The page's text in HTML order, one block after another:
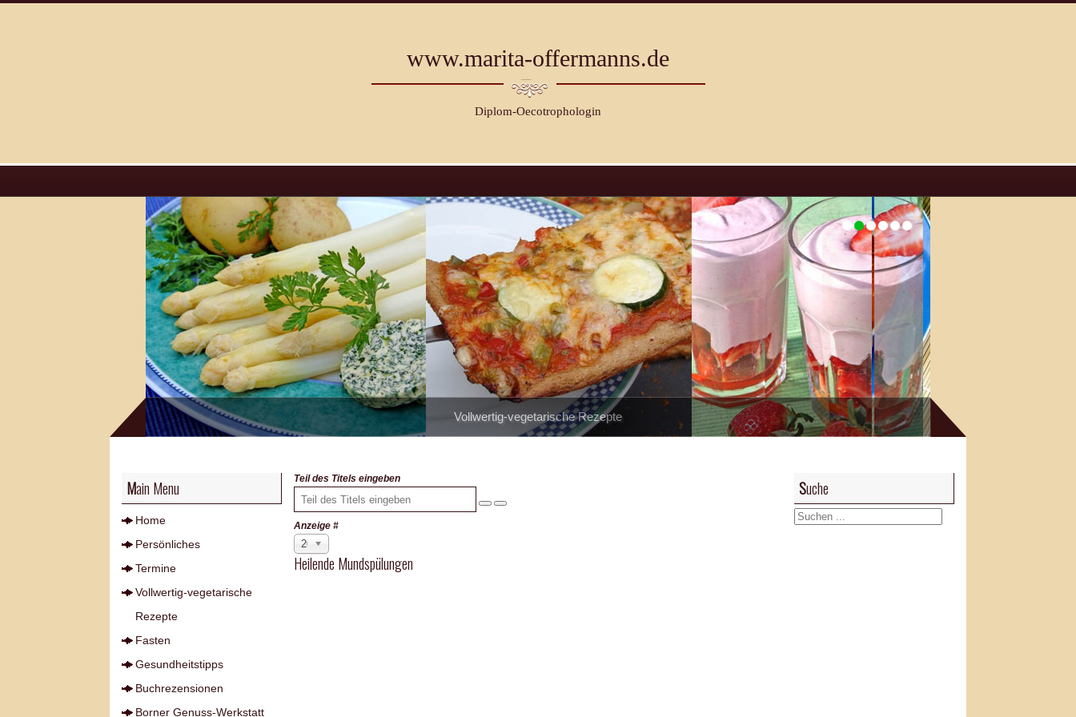
www.marita-offermanns.de
Diplom-Oecotrophologin
Vollwertig-vegetarische Rezepte
Main Menu
Home
Persönliches
Termine
Vollwertig-vegetarische
Rezepte
Fasten
Gesundheitstipps
Buchrezensionen
Borner Genuss-Werkstatt
Teil des Titels eingeben
Anzeige #
20
Heilende Mundspülungen
Suche